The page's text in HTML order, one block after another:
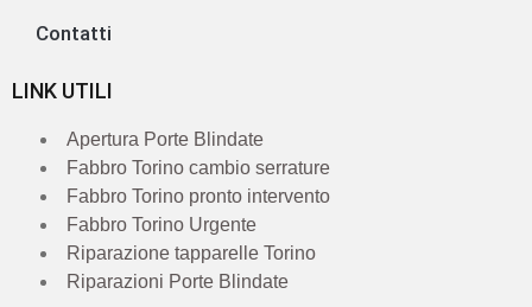
Contatti
LINK UTILI
Apertura Porte Blindate
Fabbro Torino cambio serrature
Fabbro Torino pronto intervento
Fabbro Torino Urgente
Riparazione tapparelle Torino
Riparazioni Porte Blindate